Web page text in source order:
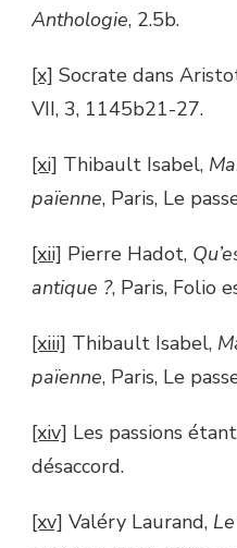
Anthologie, 2.5b.
[x] Socrate dans
VII, 3, 1145b21-27.
[xi] Thibault Isabel,
païenne, Paris, Le
[xii] Pierre Hadot,
antique ?, Paris, Folio
[xiii] Thibault Isabel,
païenne, Paris, Le
[xiv] Les passions
désaccord.
[xv] Valéry Laurand,